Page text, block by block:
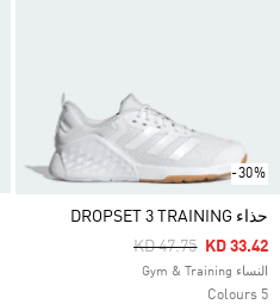
-30%
حذاء DROPSET 3 TRAINING
Price Reduced
KD 47.75ToKD 33.42
النساء Gym & Training
5 Colours